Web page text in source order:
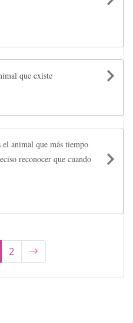
que existe
animal que más tiempo
reconocer que cuando
2